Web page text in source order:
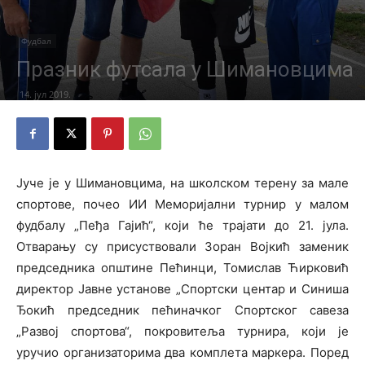
Фудбал
Празник футсала у Шимановцима
14. јул 2019.
Јуче је у Шимановцима, на школском терену за мале
спортове, почео ИИ Меморијални турнир у малом
фудбалу „Пеђа Гајић“, који ће трајати до 21. јула.
Отварању су присуствовали Зоран Војкић заменик
председника општине Пећинци, Томислав Ћирковић
директор Јавне установе „Спортски центар и Синиша
Ђокић председник пећиначког Спортског савеза
„Развој спортова“, покровитеља турнира, који је
уручио организаторима два комплета маркера. Поред